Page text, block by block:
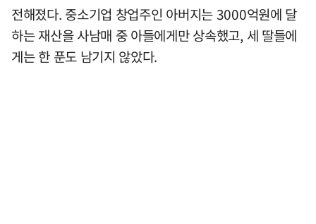
전해졌다. 중소기업 창업주인 아버지는 3000억원에 달
하는 재산을 사남매 중 아들에게만 상속했고, 세 딸들에
게는 한 푼도 남기지 않았다.